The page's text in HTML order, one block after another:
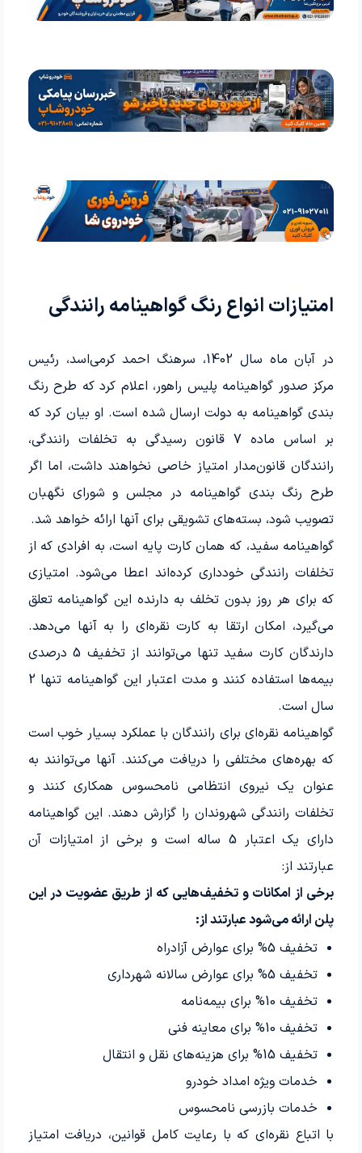
امتیازات انواع رنگ گواهینامه رانندگی
در آبان ماه سال 1402، سرهنگ احمد کرمی‌اسد، رئیس
مرکز صدور گواهینامه پلیس راهور، اعلام کرد که طرح رنگ
بندی گواهینامه به دولت ارسال شده است. او بیان کرد که
بر اساس ماده 7 قانون رسیدگی به تخلفات رانندگی،
رانندگان قانون‌مدار امتیاز خاصی نخواهند داشت، اما اگر
طرح رنگ بندی گواهینامه در مجلس و شورای نگهبان
تصویب شود، بسته‌های تشویقی برای آنها ارائه خواهد شد.
گواهینامه سفید، که همان کارت پایه است، به افرادی که از
تخلفات رانندگی خودداری کرده‌اند اعطا می‌شود. امتیازی
که برای هر روز بدون تخلف به دارنده این گواهینامه تعلق
می‌گیرد، امکان ارتقا به کارت نقره‌ای را به آنها می‌دهد.
دارندگان کارت سفید تنها می‌توانند از تخفیف 5 درصدی
بیمه‌ها استفاده کنند و مدت اعتبار این گواهینامه تنها 2
سال است.
گواهینامه نقره‌ای برای رانندگان با عملکرد بسیار خوب است
که بهره‌های مختلفی را دریافت می‌کنند. آنها می‌توانند به
عنوان یک نیروی انتظامی نامحسوس همکاری کنند و
تخلفات رانندگی شهروندان را گزارش دهند. این گواهینامه
دارای یک اعتبار 5 ساله است و برخی از امتیازات آن
عبارتند از:
برخی از امکانات و تخفیف‌هایی که از طریق عضویت در این
پلن ارائه می‌شود عبارتند از:
تخفیف 5% برای عوارض آزادراه
تخفیف 5% برای عوارض سالانه شهرداری
تخفیف 10% برای بیمه‌نامه
تخفیف 10% برای معاینه فنی
تخفیف 15% برای هزینه‌های نقل و انتقال
خدمات ویژه امداد خودرو
خدمات بازرسی نامحسوس
با اتباع نقره‌ای که با رعایت کامل قوانین، دریافت امتیاز